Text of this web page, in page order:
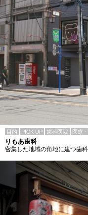
目的 PICK UP 歯科医院 医療
りもあ歯科
密集した地域の角地に建つ歯